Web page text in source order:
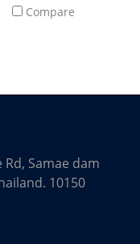
Compare
Samae dam
10150